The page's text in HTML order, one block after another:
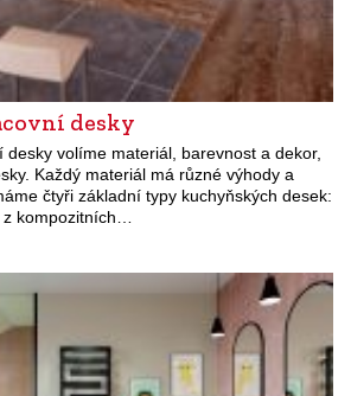
desky
desky volíme materiál, barevnost a dekor,
Každý materiál má různé výhody a
čtyři základní typy kuchyňských desek:
kompozitních…